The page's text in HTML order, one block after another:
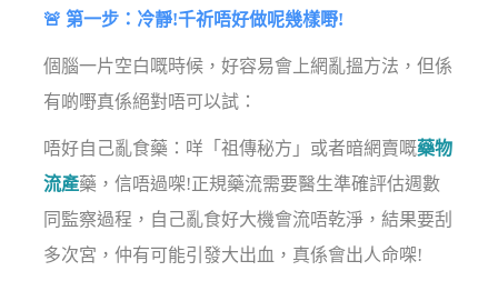
🚨 第一步：冷靜!千祈唔好做呢幾樣嘢!
個腦一片空白嘅時候，好容易會上網亂搵方法，但係
有啲嘢真係絕對唔可以試：
唔好自己亂食藥：咩「祖傳秘方」或者暗網賣嘅藥物
流產藥，信唔過㗎!正規藥流需要醫生準確評估週數
同監察過程，自己亂食好大機會流唔乾淨，結果要刮
多次宮，仲有可能引發大出血，真係會出人命㗎!